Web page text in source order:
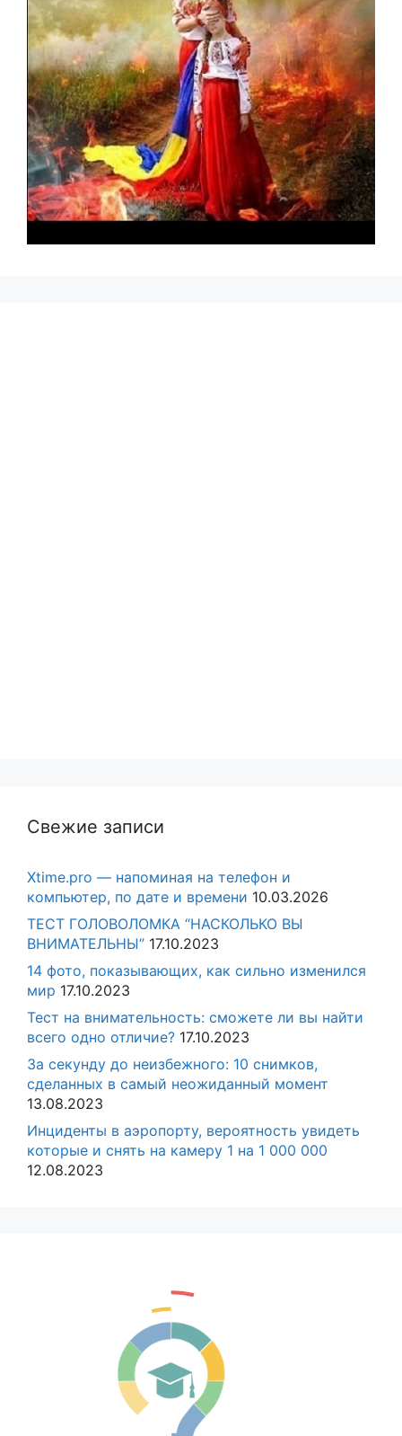
Свежие записи
Xtime.pro — напоминая на телефон и
компьютер, по дате и времени 10.03.2026
ТЕСТ ГОЛОВОЛОМКА “НАСКОЛЬКО ВЫ
ВНИМАТЕЛЬНЫ” 17.10.2023
14 фото, показывающих, как сильно изменился
мир 17.10.2023
Тест на внимательность: сможете ли вы найти
всего одно отличие? 17.10.2023
За секунду до неизбежного: 10 снимков,
сделанных в самый неожиданный момент
13.08.2023
Инциденты в аэропорту, вероятность увидеть
которые и снять на камеру 1 на 1 000 000
12.08.2023